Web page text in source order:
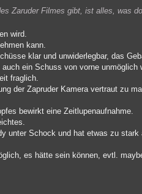
Zaruder Filmes gibt, ist alles, was
wird.
kann.
klar und unwiderlegbar, das
ein Schuss von vorne unmöglich
fraglich.
der Zapruder Kamera vertraut zu
bewirkt eine Zeitlupenaufnahme.
unter Schock und hat etwas zu stark
es hätte sein können, evtl.